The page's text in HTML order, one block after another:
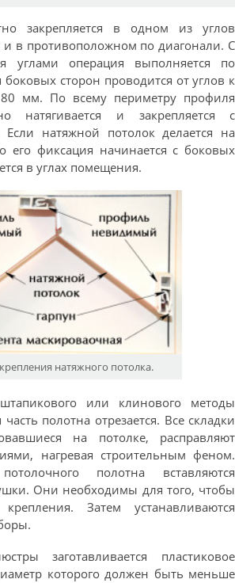
закрепляется в одном из углов
в противоположном по диагонали. С
углами операция выполняется по
сторон проводится от углов к
мм. По всему периметру профиля
натягивается и закрепляется с
натяжной потолок делается на
его фиксация начинается с боковых
в углах помещения.
натяжного потолка.
или клинового методы
полотна отрезается. Все складки
на потолке, расправляют
нагревая строительным феном.
полотна вставляются
Они необходимы для того, чтобы
Затем устанавливаются
заготавливается пластиковое
которого должен быть меньше